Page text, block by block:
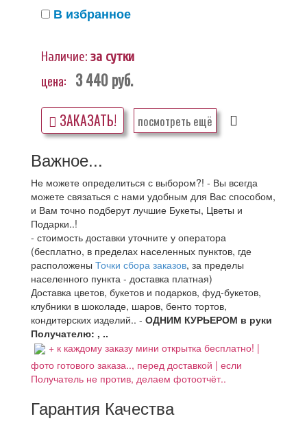
В избранное
Наличие: за сутки
цена: 3 440руб.
ЗАКАЗАТЬ! посмотреть ещё
Важное...
Не можете определиться с выбором?! - Вы всегда
можете связаться с нами удобным для Вас способом,
и Вам точно подберут лучшие Букеты, Цветы и
Подарки..!
- стоимость доставки уточните у оператора
(бесплатно, в пределах населенных пунктов, где
расположены Точки сбора заказов, за пределы
населенного пункта - доставка платная)
Доставка цветов, букетов и подарков, фуд-букетов,
клубники в шоколаде, шаров, бенто тортов,
кондитерских изделий.. - ОДНИМ КУРЬЕРОМ в руки
Получателю: , ..
+ к каждому заказу мини открытка бесплатно! |
фото готового заказа.., перед доставкой | если
Получатель не против, делаем фотоотчёт..
Гарантия Качества